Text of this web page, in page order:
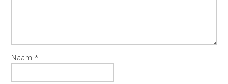
Naam *